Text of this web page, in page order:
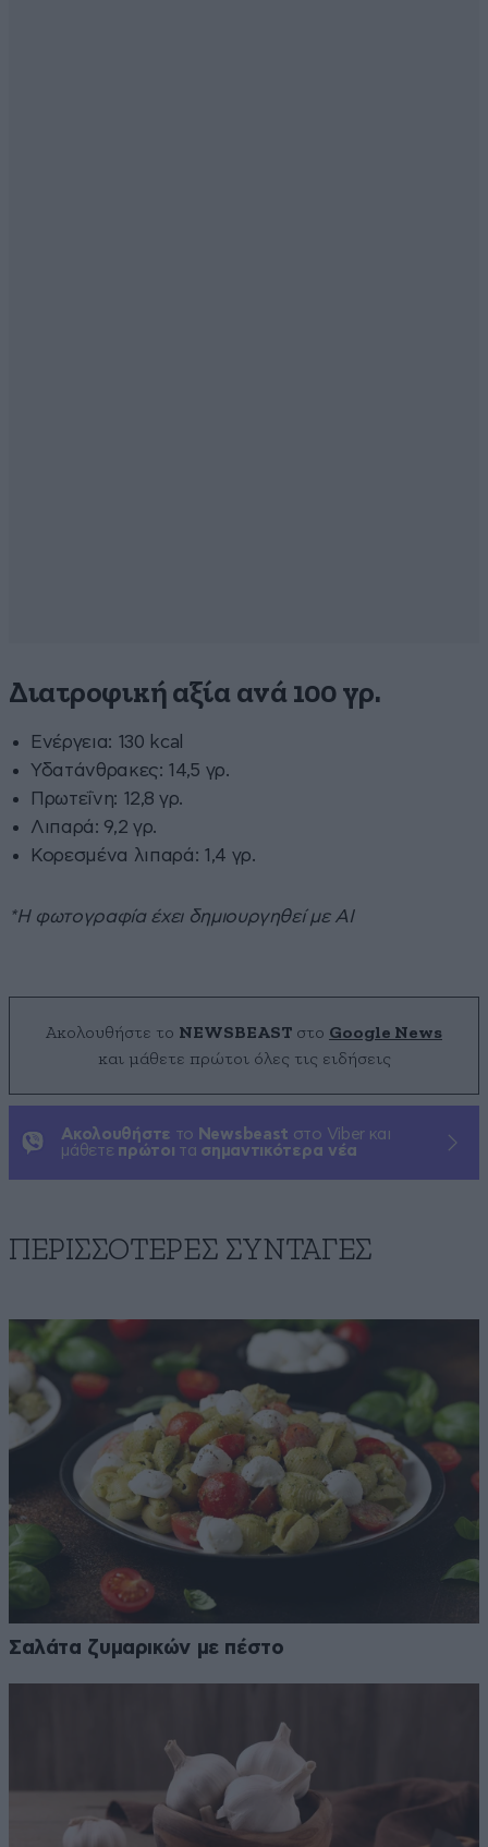
Διατροφική αξία ανά 100 γρ.
Ενέργεια: 130 kcal
Υδατάνθρακες: 14,5 γρ.
Πρωτεΐνη: 12,8 γρ.
Λιπαρά: 9,2 γρ.
Κορεσμένα λιπαρά: 1,4 γρ.
*Η φωτογραφία έχει δημιουργηθεί με AI
Ακολουθήστε το NEWSBEAST στο Google News
και μάθετε πρώτοι όλες τις ειδήσεις
Ακολουθήστε το Newsbeast στο Viber και
μάθετε πρώτοι τα σημαντικότερα νέα
ΠΕΡΙΣΣΟΤΕΡΕΣ ΣΥΝΤΑΓΕΣ
Σαλάτα ζυμαρικών με πέστο